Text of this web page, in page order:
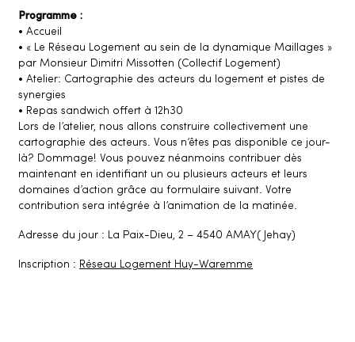
Programme :
• Accueil
• « Le Réseau Logement au sein de la dynamique Maillages »
par Monsieur Dimitri Missotten (Collectif Logement)
• Atelier: Cartographie des acteurs du logement et pistes de
synergies
• Repas sandwich offert à 12h30
Lors de l’atelier, nous allons construire collectivement une
cartographie des acteurs. Vous n’êtes pas disponible ce jour-
là? Dommage! Vous pouvez néanmoins contribuer dès
maintenant en identifiant un ou plusieurs acteurs et leurs
domaines d’action grâce au formulaire suivant. Votre
contribution sera intégrée à l’animation de la matinée.
Adresse du jour : La Paix-Dieu, 2 – 4540 AMAY( Jehay)
Inscription : Réseau Logement Huy-Waremme